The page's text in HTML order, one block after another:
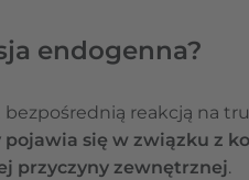
endogenna?
bezpośrednią reakcją na
pojawia się w związku z
przyczyny zewnętrznej.